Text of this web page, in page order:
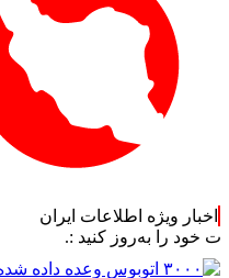
اخبار ویژه اطلاعات ایران
به‌روز کنید :.